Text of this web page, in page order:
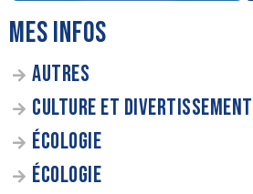
MES INFOS
AUTRES
CULTURE ET DIVERTISSEMENT
ÉCOLOGIE
ÉCOLOGIE